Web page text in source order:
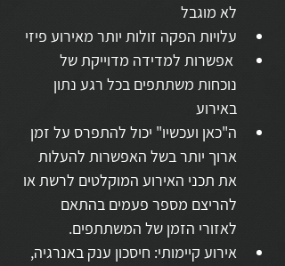
לא מוגבל
עלויות הפקה זולות יותר מאירוע פיזי
אפשרות למדידה מדוייקת של
נוכחות משתתפים בכל רגע נתון
באירוע
ה"כאן ועכשיו" יכול להתפרס על זמן
ארוך יותר בשל האפשרות להעלות
את תכני האירוע המוקלטים לרשת או
להריצם מספר פעמים בהתאם
לאזורי הזמן של המשתתפים.
אירוע קיימותי: חיסכון ענק באנרגיה,